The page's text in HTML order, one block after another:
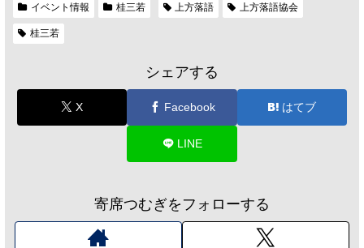
イベント情報 桂三若 上方落語 上方落語協会
桂三若
シェアする
X Facebook はてブ
LINE
寄席つむぎをフォローする